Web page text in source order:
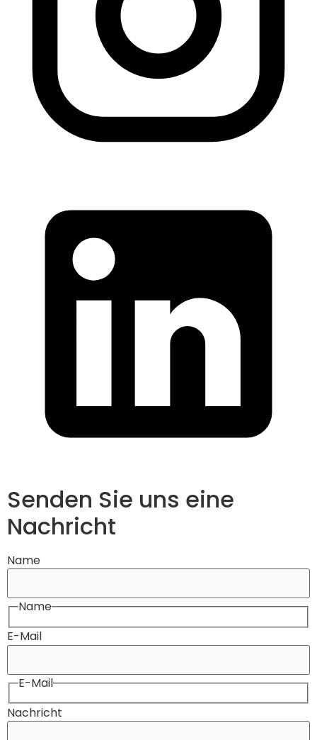
Senden Sie uns eine
Nachricht
Name
Name
E-Mail
E-Mail
Nachricht